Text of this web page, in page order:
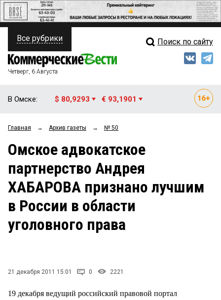
ПОЛИТИКА
ФИНАНСЫ
ОБЩЕСТВО
ЗАКОН
НОВОСТИ КОМПАНИЙ
ПРОИСШЕСТВИЯ
СТИЛЬ ЖИЗНИ
Свежий выпуск
Рейтинги
Блоги
Архив
Все рубрики Поиск по сайту
Четверг, 6 Августа
В Омске: $ 80,9293 € 93,1901
Главная → Архив газеты → № 50
Омское адвокатское
партнерство Андрея
ХАБАРОВА признано лучшим
в России в области
уголовного права
21 декабря 2011 15:01 0 2221
19 декабря ведущий российский правовой портал